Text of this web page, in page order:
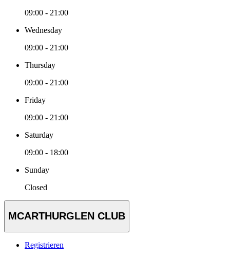
09:00 - 21:00
Wednesday
09:00 - 21:00
Thursday
09:00 - 21:00
Friday
09:00 - 21:00
Saturday
09:00 - 18:00
Sunday
Closed
MCARTHURGLEN CLUB
Registrieren